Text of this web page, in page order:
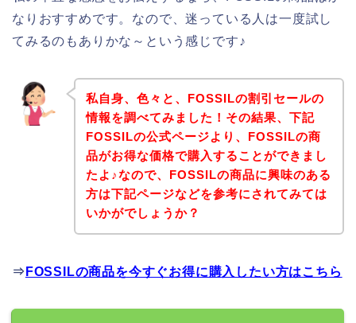
なりおすすめです。なので、迷っている人は一度試し
てみるのもありかな～という感じです♪
私自身、色々と、FOSSILの割引セールの
情報を調べてみました！その結果、下記
FOSSILの公式ページより、FOSSILの商
品がお得な価格で購入することができまし
たよ♪なので、FOSSILの商品に興味のある
方は下記ページなどを参考にされてみては
いかがでしょうか？
⇒ FOSSILの商品を今すぐお得に購入したい方はこちら